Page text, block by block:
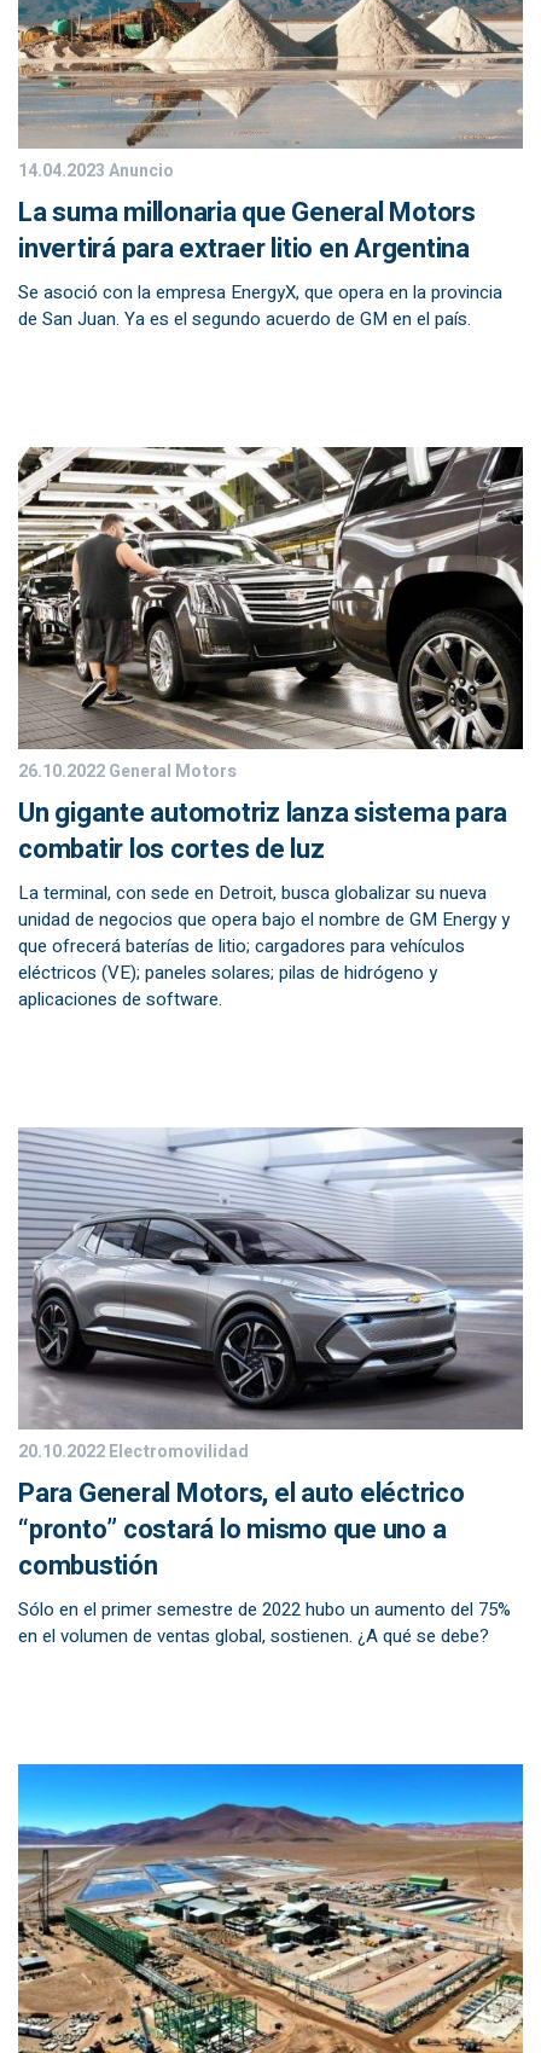
14.04.2023Anuncio
La suma millonaria que General Motors
invertirá para extraer litio en Argentina
Se asoció con la empresa EnergyX, que opera en la provincia
de San Juan. Ya es el segundo acuerdo de GM en el país.
26.10.2022General Motors
Un gigante automotriz lanza sistema para
combatir los cortes de luz
La terminal, con sede en Detroit, busca globalizar su nueva
unidad de negocios que opera bajo el nombre de GM Energy y
que ofrecerá baterías de litio; cargadores para vehículos
eléctricos (VE); paneles solares; pilas de hidrógeno y
aplicaciones de software.
20.10.2022Electromovilidad
Para General Motors, el auto eléctrico
“pronto” costará lo mismo que uno a
combustión
Sólo en el primer semestre de 2022 hubo un aumento del 75%
en el volumen de ventas global, sostienen. ¿A qué se debe?